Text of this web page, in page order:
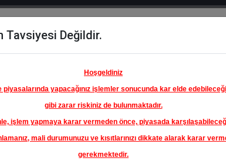
Hisse
Öne
Çıkanlar
Raporlar
Tavsiyesi Değildir.
Hoşgeldiniz
piyasalarında yapacağınız işlemler sonucunda kar elde
gibi zarar riskiniz de bulunmaktadır.
işlem yapmaya karar vermeden önce, piyasada
mali durumunuzu ve kısıtlarınızı dikkate alarak karar
gerekmektedir.